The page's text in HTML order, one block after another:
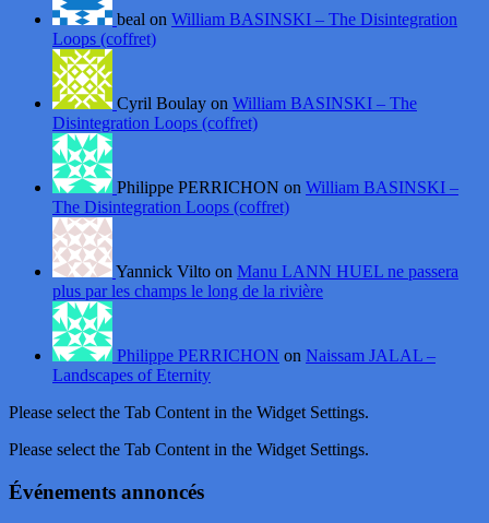
beal on William BASINSKI – The Disintegration
Loops (coffret)
Cyril Boulay on William BASINSKI – The
Disintegration Loops (coffret)
Philippe PERRICHON on William BASINSKI –
The Disintegration Loops (coffret)
Yannick Vilto on Manu LANN HUEL ne passera
plus par les champs le long de la rivière
Philippe PERRICHON on Naissam JALAL –
Landscapes of Eternity
Please select the Tab Content in the Widget Settings.
Please select the Tab Content in the Widget Settings.
Événements annoncés